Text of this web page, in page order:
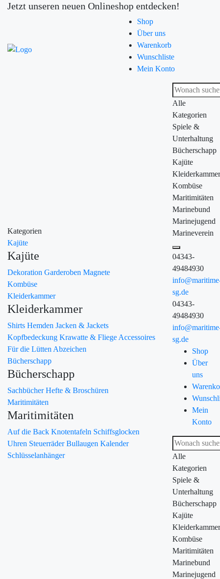
Jetzt unseren neuen Onlineshop entdecken!
Shop
Über uns
Warenkorb
Wunschliste
Mein Konto
Kategorien
Kajüte
Kajüte
Dekoration Garderoben Magnete
Kombüse
Kleiderkammer
Kleiderkammer
Shirts Hemden Jacken & Jackets
Kopfbedeckung Krawatte & Fliege Accessoires
Für die Lütten Abzeichen
Bücherschapp
Bücherschapp
SachbücherHefte & Broschüren
Maritimitäten
Maritimitäten
Auf die Back Knotentafeln Schiffsglocken
Uhren SteuerräderBullaugen Kalender
Schlüsselanhänger
Alle
Kategorien
Spiele &
Unterhaltung
Bücherschapp
Kajüte
Kleiderkammer
Kombüse
Maritimitäten
Marinebund
Marinejugend
Marineverein
04343-
49484930
sg.de
04343-
49484930
sg.de
Shop
Über
uns
Mein
Konto
Alle
Kategorien
Spiele &
Unterhaltung
Bücherschapp
Kajüte
Kleiderkammer
Kombüse
Maritimitäten
Marinebund
Marinejugend